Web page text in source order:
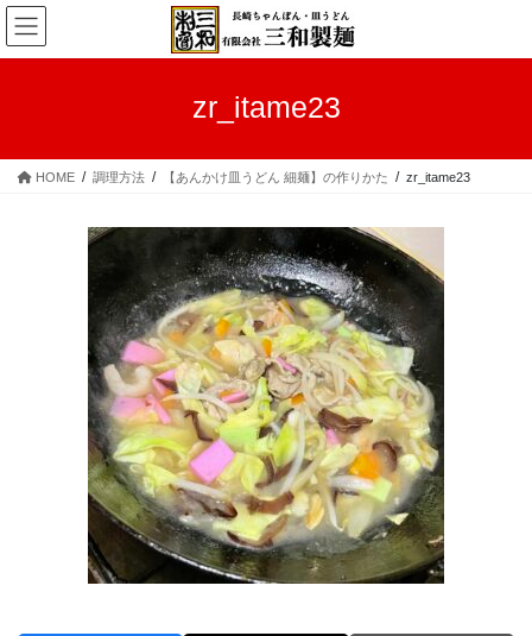
コ
ン
テ
ス
ナ
ビ
ゲ
ン
zr_itame23
HOME 調理方法 【あんかけ皿うどん 細麺】の作りかた zr_itame23